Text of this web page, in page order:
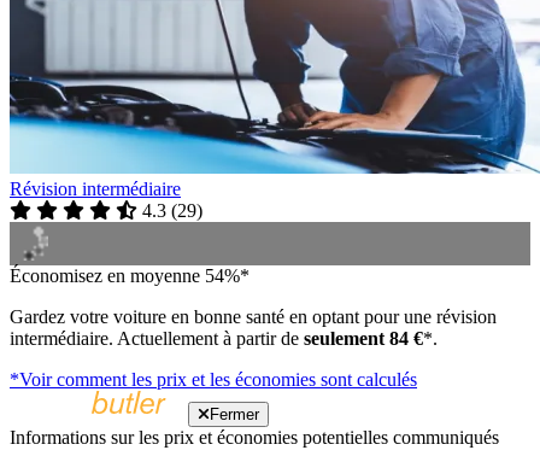
Révision intermédiaire
4.3 (29)
Économisez en moyenne 54%*
Gardez votre voiture en bonne santé en optant pour une révision
intermédiaire. Actuellement à partir de seulement 84 €*.
*Voir comment les prix et les économies sont calculés
Fermer
Informations sur les prix et économies potentielles communiqués